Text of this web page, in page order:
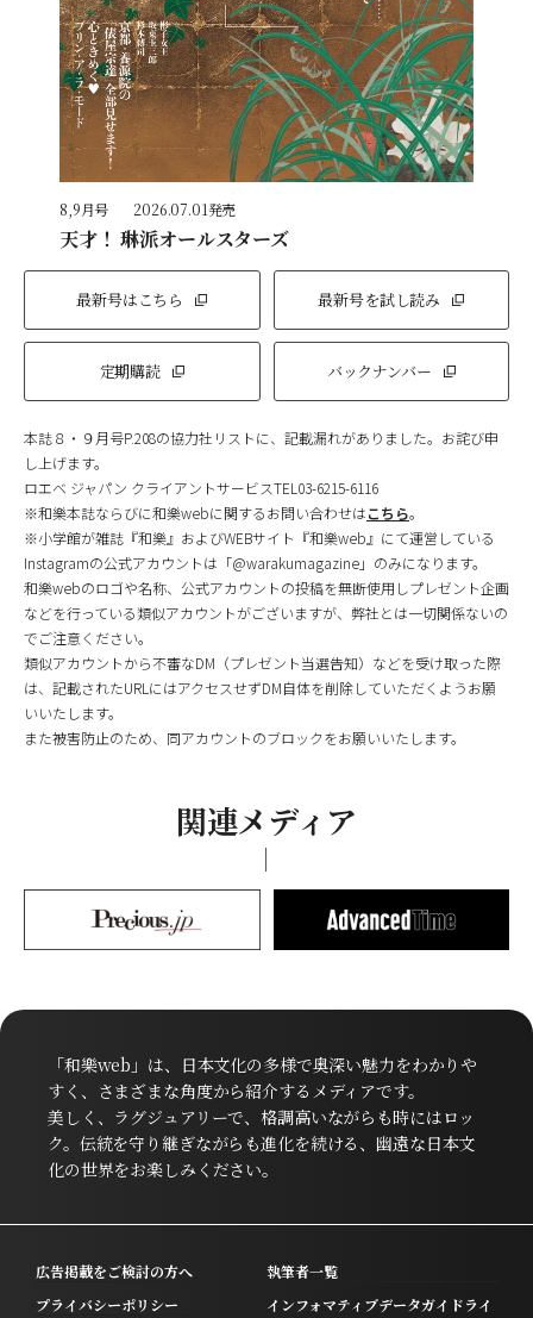
8,9月号 2026.07.01発売
天才！ 琳派オールスターズ
最新号はこちら 最新号を試し読み
定期購読 バックナンバー
本誌８・９月号P.208の協力社リストに、記載漏れがありました。お詫び申
し上げます。
ロエベ ジャパン クライアントサービスTEL03-6215-6116
※和樂本誌ならびに和樂webに関するお問い合わせはこちら。
※小学館が雑誌『和樂』およびWEBサイト『和樂web』にて運営している
Instagramの公式アカウントは「@warakumagazine」のみになります。
和樂webのロゴや名称、公式アカウントの投稿を無断使用しプレゼント企画
などを行っている類似アカウントがございますが、弊社とは一切関係ないの
でご注意ください。
類似アカウントから不審なDM（プレゼント当選告知）などを受け取った際
は、記載されたURLにはアクセスせずDM自体を削除していただくようお願
いいたします。
また被害防止のため、同アカウントのブロックをお願いいたします。
関連メディア
「和樂web」は、日本文化の多様で奥深い魅力をわかりや
すく、さまざまな角度から紹介するメディアです。
美しく、ラグジュアリーで、格調高いながらも時にはロッ
ク。伝統を守り継ぎながらも進化を続ける、幽遠な日本文
化の世界をお楽しみください。
広告掲載をご検討の方へ
執筆者一覧
プライバシーポリシー
インフォマティブデータガイドライ